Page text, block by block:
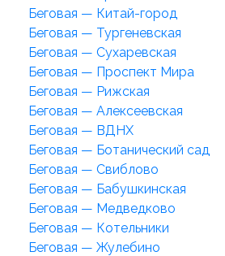
Беговая — Китай-город
Беговая — Тургеневская
Беговая — Сухаревская
Беговая — Проспект Мира
Беговая — Рижская
Беговая — Алексеевская
Беговая — ВДНХ
Беговая — Ботанический сад
Беговая — Свиблово
Беговая — Бабушкинская
Беговая — Медведково
Беговая — Котельники
Беговая — Жулебино